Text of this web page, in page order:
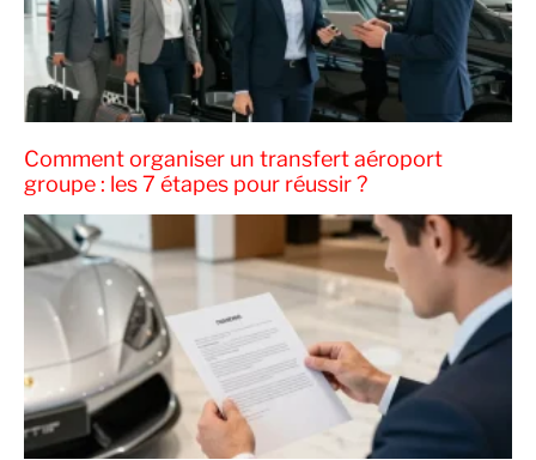
Comment organiser un transfert aéroport
groupe : les 7 étapes pour réussir ?